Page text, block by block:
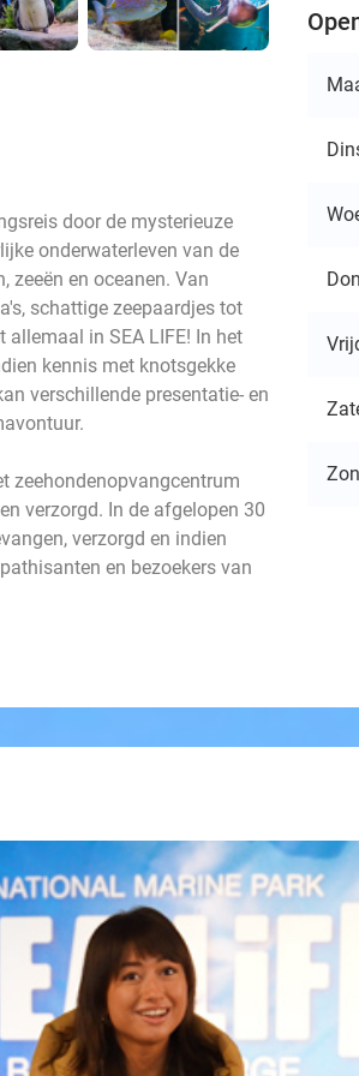
door de mysterieuze
onderwaterleven van de
zeeën en oceanen. Van
schattige zeepaardjes tot
in SEA LIFE! In het
kennis met knotsgekke
verschillende presentatie- en
zeehondenopvangcentrum
verzorgd. In de afgelopen 30
verzorgd en indien
en bezoekers van